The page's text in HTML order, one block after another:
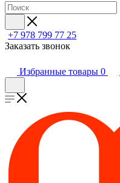
+7 978 799 77 25
Заказать звонок
Избранные товары 0